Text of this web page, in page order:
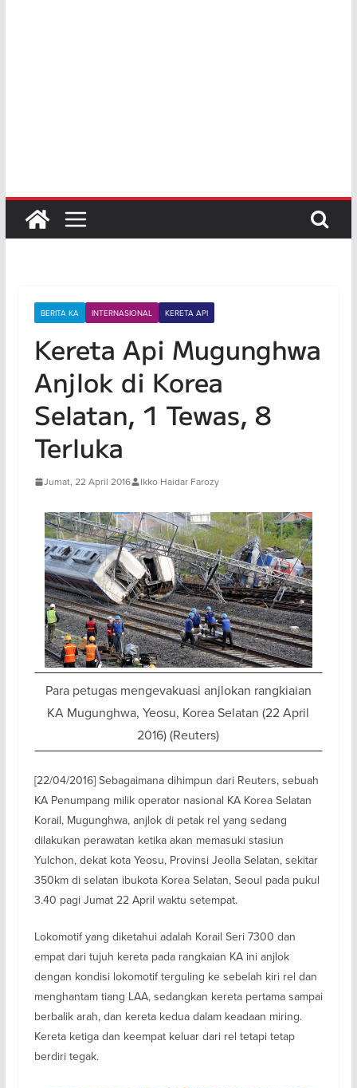
BERITA KA INTERNASIONAL KERETA API
Kereta Api Mugunghwa
Anjlok di Korea
Selatan, 1 Tewas, 8
Terluka
Jumat, 22 April 2016 Ikko Haidar Farozy
Para petugas mengevakuasi anjlokan rangkiaian
KA Mugunghwa, Yeosu, Korea Selatan (22 April
2016) (Reuters)
[22/04/2016] Sebagaimana dihimpun dari Reuters, sebuah
KA Penumpang milik operator nasional KA Korea Selatan
Korail, Mugunghwa, anjlok di petak rel yang sedang
dilakukan perawatan ketika akan memasuki stasiun
Yulchon, dekat kota Yeosu, Provinsi Jeolla Selatan, sekitar
350km di selatan ibukota Korea Selatan, Seoul pada pukul
3.40 pagi Jumat 22 April waktu setempat.
Lokomotif yang diketahui adalah Korail Seri 7300 dan
empat dari tujuh kereta pada rangkaian KA ini anjlok
dengan kondisi lokomotif terguling ke sebelah kiri rel dan
menghantam tiang LAA, sedangkan kereta pertama sampai
berbalik arah, dan kereta kedua dalam keadaan miring.
Kereta ketiga dan keempat keluar dari rel tetapi tetap
berdiri tegak.